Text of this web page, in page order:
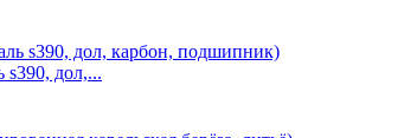
дол,...